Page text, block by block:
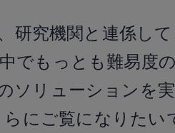
研究機関と連係し
でもっとも難易度
ソリューションを
にご覧になりたい